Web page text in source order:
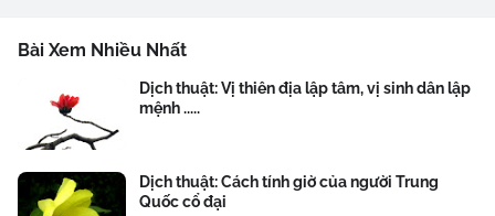
Bài Xem Nhiều Nhất
Dịch thuật: Vị thiên địa lập tâm, vị sinh dân lập
mệnh .....
Dịch thuật: Cách tính giờ của người Trung
Quốc cổ đại